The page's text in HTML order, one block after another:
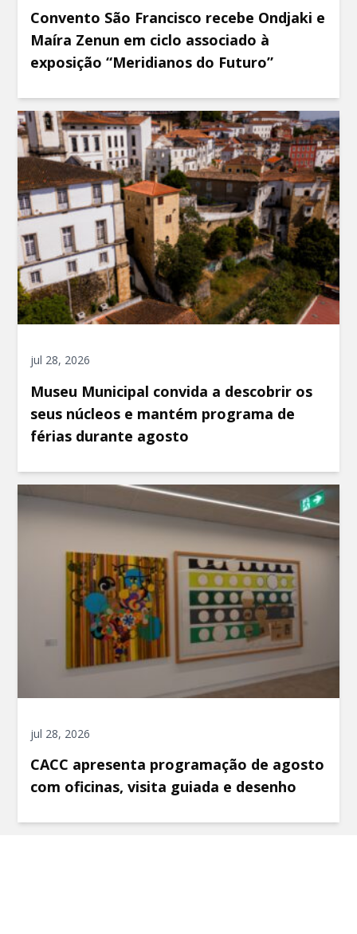
Convento São Francisco recebe Ondjaki e
Maíra Zenun em ciclo associado à
exposição “Meridianos do Futuro”
jul 28, 2026
Museu Municipal convida a descobrir os
seus núcleos e mantém programa de
férias durante agosto
jul 28, 2026
CACC apresenta programação de agosto
com oficinas, visita guiada e desenho